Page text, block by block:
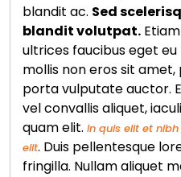
blandit ac. Sed
blandit volutpat.
ultrices faucibus eget eu
mollis non eros sit
porta vulputate auctor.
vel convallis aliquet,
quam elit. In quis elit et
elit. Duis pellentesque
fringilla. Nullam aliquet